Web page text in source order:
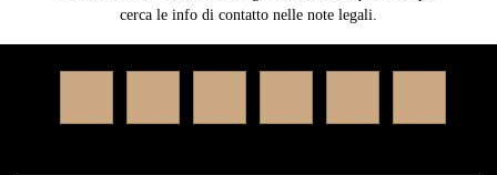
cerca le info di contatto nelle note legali.